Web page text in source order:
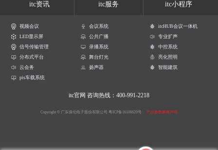
itc资讯 itc服务 itc小程序
视频会议 会议系统
itcHUB会议一体机
LED显示屏
公共广播
专业扩声
信号传输管理
录播系统
中控系统
分布式平台
舞台灯光
亮化照明
云会务
扬声器
智能建筑
pis车载系统
itc官网 咨询热线：400-991-2218
Copyright © 广东保伦电子股份有限公司 粤ICP备16106620号 产品参数解释声明